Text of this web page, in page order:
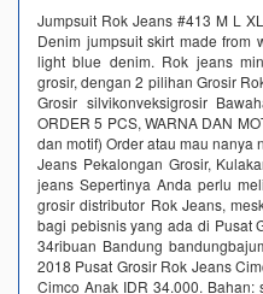
Jumpsuit Rok Jeans #413 M L
Denim jumpsuit skirt made from
light blue denim. Rok jeans
grosir, dengan 2 pilihan Grosir
Grosir silvikonveksigrosir
ORDER 5 PCS, WARNA DAN
dan motif) Order atau mau nanya
Jeans Pekalongan Grosir,
jeans Sepertinya Anda perlu
grosir distributor Rok Jeans,
bagi pebisnis yang ada di Pusat
34ribuan Bandung
2018 Pusat Grosir Rok Jeans
Cimco Anak IDR 34.000.